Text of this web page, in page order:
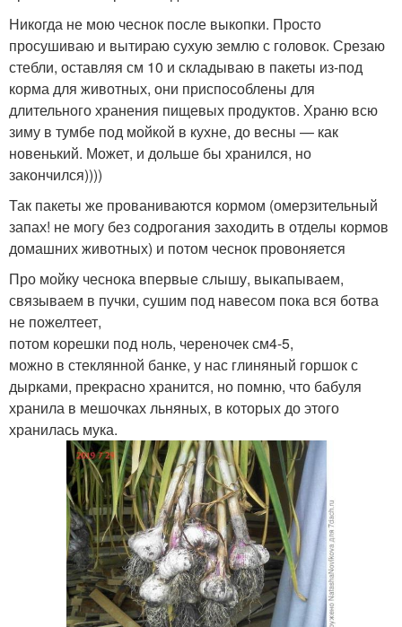
Никогда не мою чеснок после выкопки. Просто
просушиваю и вытираю сухую землю с головок. Срезаю
стебли, оставляя см 10 и складываю в пакеты из-под
корма для животных, они приспособлены для
длительного хранения пищевых продуктов. Храню всю
зиму в тумбе под мойкой в кухне, до весны — как
новенький. Может, и дольше бы хранился, но
закончился))))
Так пакеты же прованиваются кормом (омерзительный
запах! не могу без содрогания заходить в отделы кормов
домашних животных) и потом чеснок провоняется
Про мойку чеснока впервые слышу, выкапываем,
связываем в пучки, сушим под навесом пока вся ботва
не пожелтеет,
потом корешки под ноль, череночек см4-5,
можно в стеклянной банке, у нас глиняный горшок с
дырками, прекрасно хранится, но помню, что бабуля
хранила в мешочках льняных, в которых до этого
хранилась мука.